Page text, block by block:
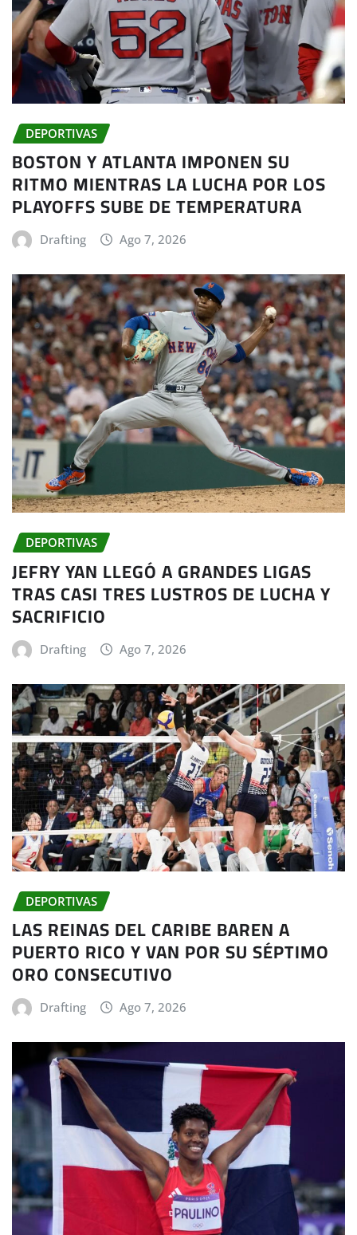
DEPORTIVAS
BOSTON Y ATLANTA IMPONEN SU
RITMO MIENTRAS LA LUCHA POR LOS
PLAYOFFS SUBE DE TEMPERATURA
Drafting Ago 7, 2026
DEPORTIVAS
JEFRY YAN LLEGÓ A GRANDES LIGAS
TRAS CASI TRES LUSTROS DE LUCHA Y
SACRIFICIO
Drafting Ago 7, 2026
DEPORTIVAS
LAS REINAS DEL CARIBE BAREN A
PUERTO RICO Y VAN POR SU SÉPTIMO
ORO CONSECUTIVO
Drafting Ago 7, 2026